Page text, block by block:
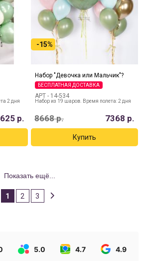
2 дня
р.
-15%
Набор "Девочка или Мальчик"?
БЕСПЛАТНАЯ ДОСТАВКА
АРТ - 14-534
Набор из 19 шаров. Время полета: 2 дня
8668р. 7368 р.
Показать ещё...
1 2 3
5.0 4.7 4.9